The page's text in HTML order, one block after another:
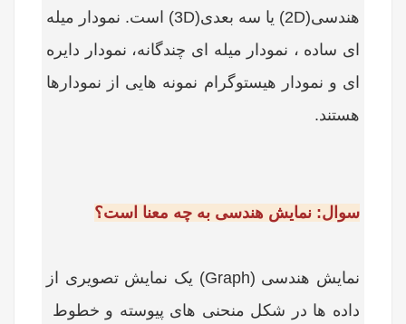
هندسی(2D) یا سه بعدی(3D) است. نمودار میله
ای ساده ، نمودار میله ای چندگانه، نمودار دایره
ای و نمودار هیستوگرام نمونه هایی از نمودارها
هستند.
سوال: نمایش هندسی به چه معنا است؟
نمایش هندسی (Graph) یک نمایش تصویری از
داده ها در شکل منحنی های پیوسته و خطوط